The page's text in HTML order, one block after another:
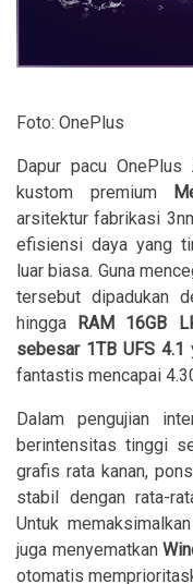
Foto: OnePlus
Dapur pacu
kustom premium
arsitektur fabrikasi
efisiensi daya yang
luar biasa. Guna
tersebut dipadukan
hingga RAM 16GB
sebesar 1TB UFS 4.1
fantastis mencapai
Dalam pengujian
berintensitas tinggi
grafis rata kanan,
stabil dengan rata-
Untuk
juga menyematkan
otomatis